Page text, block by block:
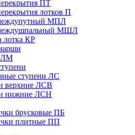
ПТ
лотков П
МПЛ
МШЛ
КР
ЛМ
ступени ЛС
верхние ЛСВ
нижние ЛСН
брусковые ПБ
плитные ПП